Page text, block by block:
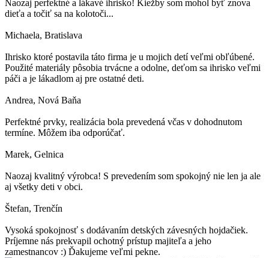
Naozaj perfektné a lákavé ihrisko! Kiežby som mohol byť znova
dieťa a točiť sa na kolotoči...
Michaela, Bratislava
Ihrisko ktoré postavila táto firma je u mojich detí veľmi obľúbené.
Použité materiály pôsobia trvácne a odolne, deťom sa ihrisko veľmi
páči a je lákadlom aj pre ostatné deti.
Andrea, Nová Baňa
Perfektné prvky, realizácia bola prevedená včas v dohodnutom
termíne. Môžem iba odporúčať.
Marek, Gelnica
Naozaj kvalitný výrobca! S prevedením som spokojný nie len ja ale
aj všetky deti v obci.
Štefan, Trenčín
Vysoká spokojnosť s dodávaním detských závesných hojdačiek.
Príjemne nás prekvapil ochotný prístup majiteľa a jeho
zamestnancov :) Ďakujeme veľmi pekne.